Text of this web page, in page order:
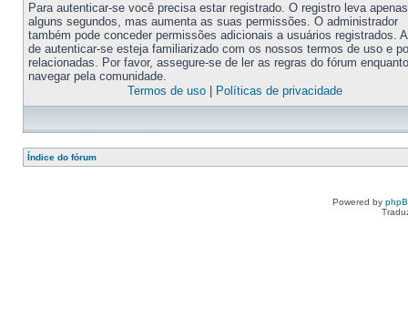
Para autenticar-se você precisa estar registrado. O registro leva apenas
alguns segundos, mas aumenta as suas permissões. O administrador
também pode conceder permissões adicionais a usuários registrados.
de autenticar-se esteja familiarizado com os nossos termos de uso e
relacionadas. Por favor, assegure-se de ler as regras do fórum enquanto
navegar pela comunidade.
Termos de uso| Políticas de privacidade
Índice do fórum
Powered by